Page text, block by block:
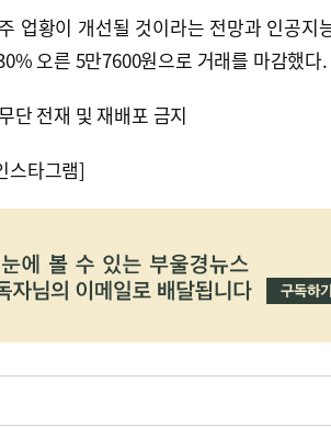
업황이 개선될 것이라는 전망과 인공지
오른 5만7600원으로 거래를 마감했다.
전재 및 재배포 금지
스타그램]